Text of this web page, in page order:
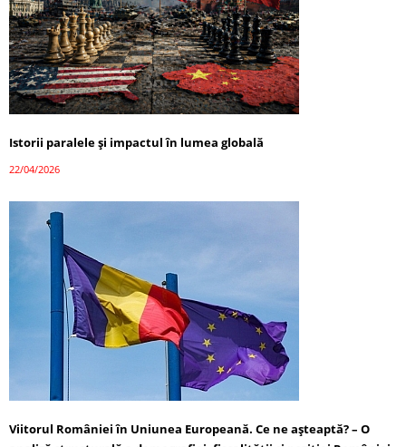
Istorii paralele și impactul în lumea globală
22/04/2026
Viitorul României în Uniunea Europeană. Ce ne așteaptă? – O